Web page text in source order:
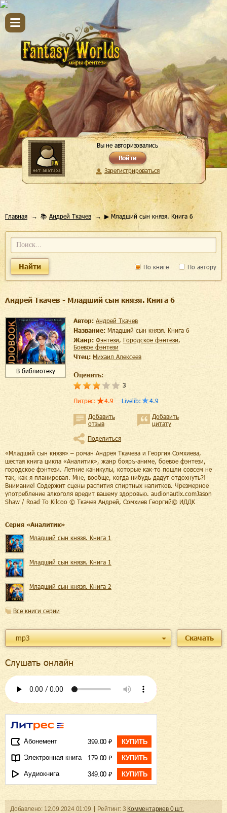
Вы не авторизовались
Войти
Зарегистрироваться
Главная 📚 Андрей Ткачев ▶ Младший сын князя. Книга 6
По книге По автору
Найти
Андрей Ткачев - Младший сын князя. Книга 6
В библиотеку
Автор: Андрей Ткачев
Название: Младший сын князя. Книга 6
Жанр:
фэнтези, городское фэнтези,
боевое фэнтези
Чтец:
Михаил Алексеев
Оценить:
3
Литрес: 4.9 Livelib: 4.9
Добавить
отзыв
Добавить
цитату
Поделиться
«Младший сын князя» – роман Андрея Ткачева и Георгия Сомхиева,
шестая книга цикла «Аналитик», жанр бояръ-аниме, боевое фэнтези,
городское фэнтези. Летние каникулы, которые как-то пошли совсем не
так, как я планировал. Мне, вообще, когда-нибудь дадут отдохнуть?!
Внимание! Содержит сцены распития спиртных напитков. Чрезмерное
употребление алкоголя вредит вашему здоровью. audionautix.comJason
Shaw / Road To Kilcoo © Ткачев Андрей, Сомхиев Георгий© ИДДК
Cерия «Аналитик»
Младший сын князя. Книга 1
Младший сын князя. Книга 1
Младший сын князя. Книга 2
Все книги серии
mp3 Скачать
Слушать онлайн
Абонемент 399.00 ₽ КУПИТЬ
Электронная книга 179.00 ₽ КУПИТЬ
Аудиокнига 349.00 ₽ КУПИТЬ
Добавленo: 12.09.2024 01:09 Рейтинг: 3 Комментариев 0шт.